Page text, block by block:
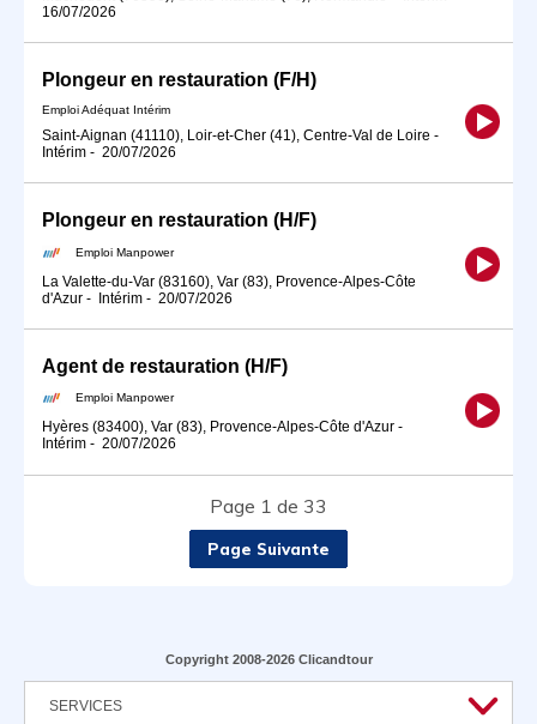
16/07/2026
Plongeur en restauration (F/H)
Emploi Adéquat Intérim
Saint-Aignan (41110), Loir-et-Cher (41), Centre-Val de Loire -
Intérim - 20/07/2026
Plongeur en restauration (H/F)
Emploi Manpower
La Valette-du-Var (83160), Var (83), Provence-Alpes-Côte
d'Azur - Intérim - 20/07/2026
Agent de restauration (H/F)
Emploi Manpower
Hyères (83400), Var (83), Provence-Alpes-Côte d'Azur -
Intérim - 20/07/2026
Page 1 de 33
Page Suivante
Copyright 2008-2026 Clicandtour
SERVICES